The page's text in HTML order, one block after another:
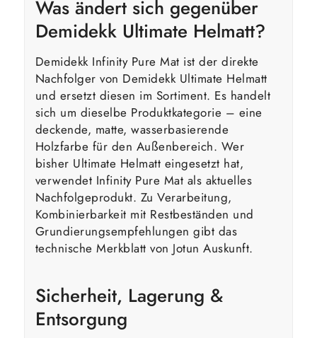
Was ändert sich gegenüber
Demidekk Ultimate Helmatt?
Demidekk Infinity Pure Mat ist der direkte
Nachfolger von Demidekk Ultimate Helmatt
und ersetzt diesen im Sortiment. Es handelt
sich um dieselbe Produktkategorie – eine
deckende, matte, wasserbasierende
Holzfarbe für den Außenbereich. Wer
bisher Ultimate Helmatt eingesetzt hat,
verwendet Infinity Pure Mat als aktuelles
Nachfolgeprodukt. Zu Verarbeitung,
Kombinierbarkeit mit Restbeständen und
Grundierungsempfehlungen gibt das
technische Merkblatt von Jotun Auskunft.
Sicherheit, Lagerung &
Entsorgung